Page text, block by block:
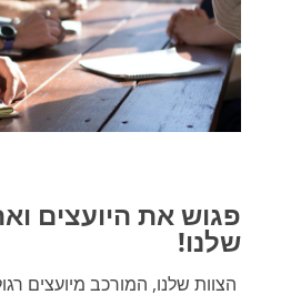
פגוש את היועצים
שלנו!
הצוות שלנו, המורכב מיועצים